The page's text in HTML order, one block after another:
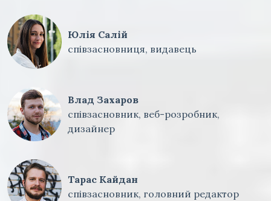
Юлія Салій
співзасновниця, видавець
Влад Захаров
співзасновник, веб-розробник,
дизайнер
Тарас Кайдан
співзасновник, головний редактор